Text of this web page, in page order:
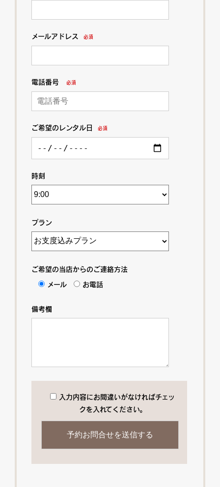
メールアドレス 必須
電話番号 必須
ご希望のレンタル日 必須
時刻
プラン
ご希望の当店からのご連絡方法
メール お電話
備考欄
入力内容にお間違いがなければチェッ
クを入れてください。